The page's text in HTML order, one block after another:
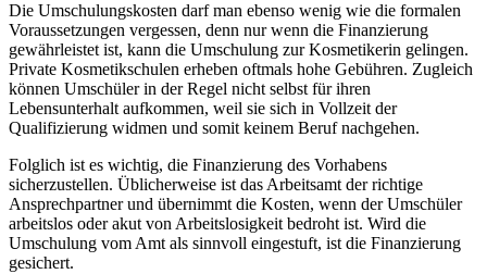
Die Umschulungskosten darf man ebenso wenig wie die formalen
Voraussetzungen vergessen, denn nur wenn die Finanzierung
gewährleistet ist, kann die Umschulung zur Kosmetikerin gelingen.
Private Kosmetikschulen erheben oftmals hohe Gebühren. Zugleich
können Umschüler in der Regel nicht selbst für ihren
Lebensunterhalt aufkommen, weil sie sich in Vollzeit der
Qualifizierung widmen und somit keinem Beruf nachgehen.
Folglich ist es wichtig, die Finanzierung des Vorhabens
sicherzustellen. Üblicherweise ist das Arbeitsamt der richtige
Ansprechpartner und übernimmt die Kosten, wenn der Umschüler
arbeitslos oder akut von Arbeitslosigkeit bedroht ist. Wird die
Umschulung vom Amt als sinnvoll eingestuft, ist die Finanzierung
gesichert.